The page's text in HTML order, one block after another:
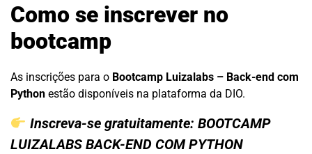
Como se inscrever no
bootcamp
As inscrições para o Bootcamp Luizalabs – Back-end com
Python estão disponíveis na plataforma da DIO.
Inscreva-se gratuitamente: BOOTCAMP
LUIZALABS BACK-END COM PYTHON